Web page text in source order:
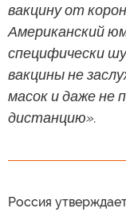
вакцину от
Американский
специфически
вакцины не
масок и даже не
дистанцию».
Россия